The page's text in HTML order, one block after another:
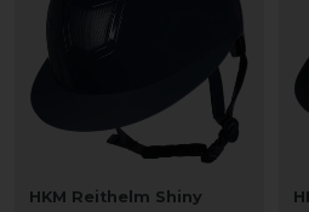
HKM Reithelm Shiny